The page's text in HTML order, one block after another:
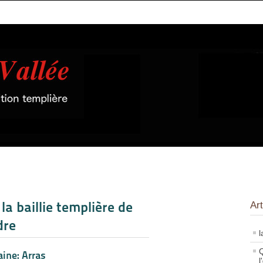
baillie templière de
Arras